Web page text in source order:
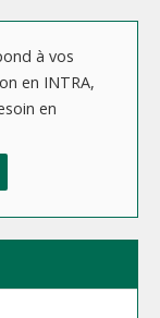
à vos
en INTRA,
en